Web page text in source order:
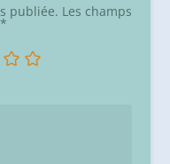
publiée. Les champs
*